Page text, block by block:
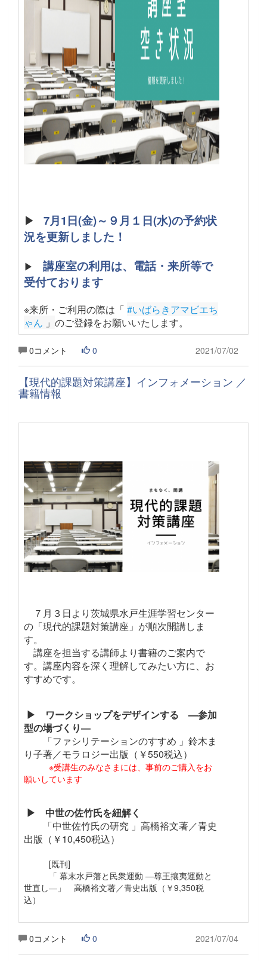
▶
7月1日(金)～９月１日(水)の予約状
況を更新しました！
▶ 講座室の利用は、電話・来所等で
受付ております
※来所・ご利用の際は「 #いばらきアマビエち
ゃん 」 のご登録をお願いいたします。
0コメント 0 2021/07/02
【現代的課題対策講座】インフォメーション ／
書籍情報
７月３日より茨城県水戸生涯学習センター
の「現代的課題対策講座」が順次開講しま
す。
講座を担当する講師より書籍のご案内で
す。講座内容を深く理解してみたい方に、お
すすめです。
▶ ワークショップをデザインする —参加
型の場づくり―
「ファシリテーションのすすめ 」鈴木ま
り子著／モラロジー出版（￥550税込）
※受講生のみなさまには、事前のご購入をお
願いしています
▶ 中世の佐竹氏を紐解く
「中世佐竹氏の研究 」高橋裕文著／青史
出版（￥10,450税込）
[既刊]
「 幕末水戸藩と民衆運動 —尊王攘夷運動と
世直し―」 高橋裕文著／青史出版（￥9,350税
込）
0コメント 0 2021/07/04